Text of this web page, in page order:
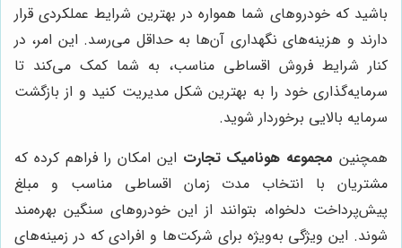
باشید که خودروهای شما همواره در بهترین شرایط عملکردی قرار
دارند و هزینه‌های نگهداری آن‌ها به حداقل می‌رسد. این امر، در
کنار شرایط فروش اقساطی مناسب، به شما کمک می‌کند تا
سرمایه‌گذاری خود را به بهترین شکل مدیریت کنید و از بازگشت
سرمایه بالایی برخوردار شوید.
همچنین مجموعه هونامیک تجارت این امکان را فراهم کرده که
مشتریان با انتخاب مدت زمان اقساطی مناسب و مبلغ
پیش‌پرداخت دلخواه، بتوانند از این خودروهای سنگین بهره‌مند
شوند. این ویژگی به‌ویژه برای شرکت‌ها و افرادی که در زمینه‌های